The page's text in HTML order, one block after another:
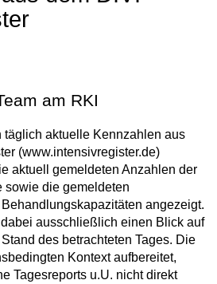
am RKI
täglich aktuelle Kennzahlen aus
(www.intensivregister.de)
aktuell gemeldeten Anzahlen der
sowie die gemeldeten
angezeigt.
ausschließlich einen Blick auf
des betrachteten Tages. Die
Kontext aufbereitet,
Tagesreports u.U. nicht direkt